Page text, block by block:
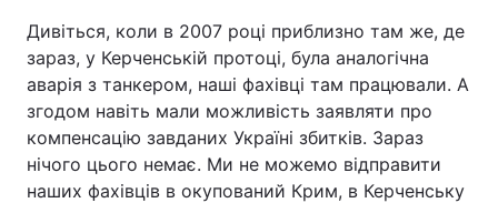
Дивіться, коли в 2007 році приблизно там же, де
зараз, у Керченській протоці, була аналогічна
аварія з танкером, наші фахівці там працювали. А
згодом навіть мали можливість заявляти про
компенсацію завданих Україні збитків. Зараз
нічого цього немає. Ми не можемо відправити
наших фахівців в окупований Крим, в Керченську